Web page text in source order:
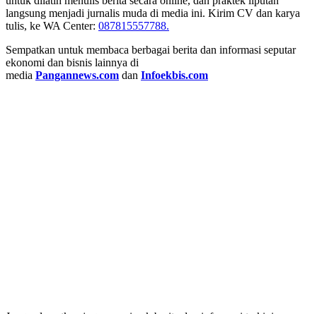
langsung menjadi jurnalis muda di media ini. Kirim CV dan karya
tulis, ke WA Center: 087815557788.
Sempatkan untuk membaca berbagai berita dan informasi seputar
ekonomi dan bisnis lainnya di
media Pangannews.com dan Infoekbis.com